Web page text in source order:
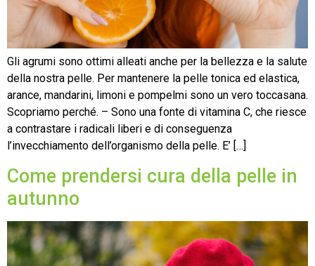
Gli agrumi sono ottimi alleati anche per la bellezza e la salute
della nostra pelle. Per mantenere la pelle tonica ed elastica,
arance, mandarini, limoni e pompelmi sono un vero toccasana.
Scopriamo perché. – Sono una fonte di vitamina C, che riesce
a contrastare i radicali liberi e di conseguenza
l’invecchiamento dell’organismo della pelle. E’ […]
Come prendersi cura della pelle in
autunno